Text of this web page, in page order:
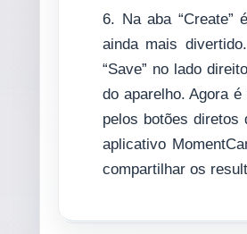
6. Na aba “Create”
ainda mais
“Save” no lado
do aparelho. Agora
pelos botões
aplicativo
compartilhar os